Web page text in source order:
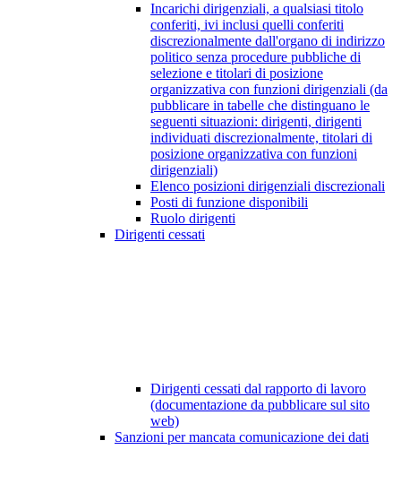
Incarichi dirigenziali, a qualsiasi titolo
conferiti, ivi inclusi quelli conferiti
discrezionalmente dall'organo di indirizzo
politico senza procedure pubbliche di
selezione e titolari di posizione
organizzativa con funzioni dirigenziali (da
pubblicare in tabelle che distinguano le
seguenti situazioni: dirigenti, dirigenti
individuati discrezionalmente, titolari di
posizione organizzativa con funzioni
dirigenziali)
Elenco posizioni dirigenziali discrezionali
Posti di funzione disponibili
Ruolo dirigenti
Dirigenti cessati
Dirigenti cessati dal rapporto di lavoro
(documentazione da pubblicare sul sito
web)
Sanzioni per mancata comunicazione dei dati